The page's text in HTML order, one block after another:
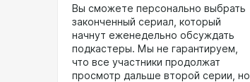
Вы сможете персонально выбрать
законченный сериал, который
начнут еженедельно обсуждать
подкастеры. Мы не гарантируем,
что все участники продолжат
просмотр дальше второй серии, но